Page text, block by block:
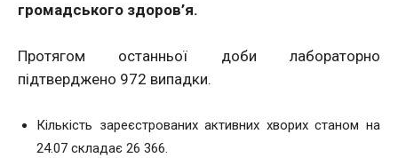
громадського здоров’я.
Протягом останньої доби лабораторно
підтверджено 972 випадки.
Кількість зареєстрованих активних хворих станом на
24.07 складає 26 366.